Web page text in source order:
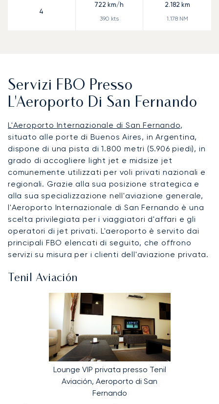
4
722 km/h
390 kts
2.182 km
1.178NM
Servizi FBO Presso
L'Aeroporto Di San Fernando
L'Aeroporto Internazionale di San Fernando,
situato alle porte di Buenos Aires, in Argentina,
dispone di una pista di 1.800 metri (5.906 piedi), in
grado di accogliere light jet e midsize jet
comunemente utilizzati per voli privati nazionali e
regionali. Grazie alla sua posizione strategica e
alla sua specializzazione nell'aviazione generale,
l'Aeroporto Internazionale di San Fernando è una
scelta privilegiata per i viaggiatori d'affari e gli
operatori di jet privati. L'aeroporto è servito dai
principali FBO elencati di seguito, che offrono
servizi su misura per i clienti dell'aviazione privata.
Tenil Aviación
Lounge VIP privata presso Tenil
Aviación, Aeroporto di San
Fernando